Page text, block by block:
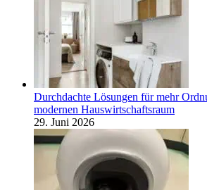
Durchdachte Lösungen für mehr
modernen Hauswirtschaftsraum
29. Juni 2026